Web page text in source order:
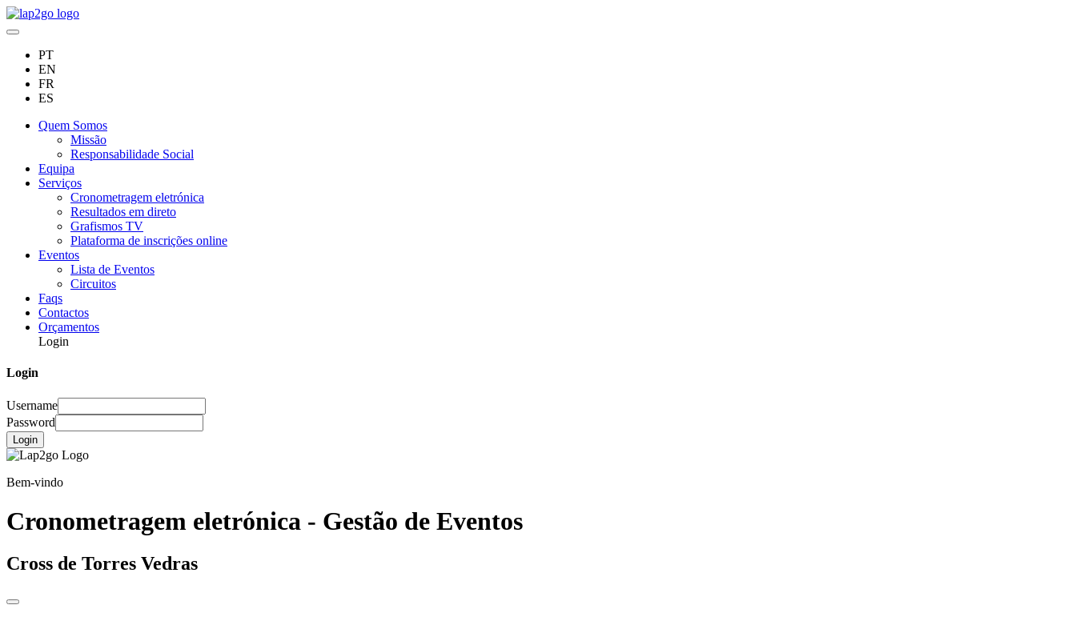
PT
EN
FR
ES
Quem Somos
Missão
Responsabilidade Social
Equipa
Serviços
Cronometragem eletrónica
Resultados em direto
Grafismos TV
Plataforma de inscrições online
Eventos
Lista de Eventos
Circuitos
Faqs
Contactos
Orçamentos
Login
Login
Username
Password
Login
Bem-vindo
Cronometragem eletrónica - Gestão de Eventos
Cross de Torres Vedras